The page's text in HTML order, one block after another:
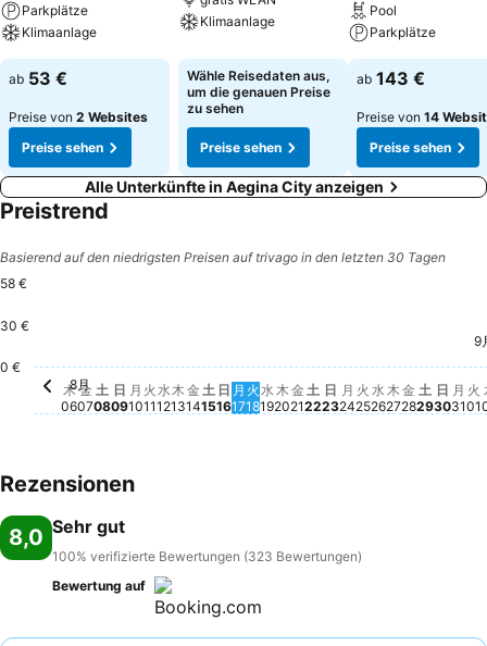
Parkplätze
Klimaanlage
ab 53 €
Preise von 2 Websites
Preise sehen
Klimaanlage
Wähle Reisedaten aus,
um die genauen Preise
zu sehen
Preise sehen
Pool
Parkplätze
ab 143 €
Preise von 14
Preise sehen
Alle Unterkünfte in Aegina City anzeigen
Preistrend
Basierend auf den niedrigsten Preisen auf trivago in den letzten 30 Tagen
58 €
30 €
0 €
木, 8月 06
Kein Preis für dieses Datum verfügbar
8月
木
06
金, 8月 07
Kein Preis für dieses Datum verfügbar
金
07
土, 8月 08
Kein Preis für dieses Datum verfügbar
土
08
日, 8月 09
Kein Preis für dieses Datum verfügbar
日
09
月, 8月 10
Kein Preis für dieses Datum verfügbar
月
10
火, 8月 11
Kein Preis für dieses Datum verfügbar
火
11
水, 8月 12
Kein Preis für dieses Datum verfügbar
水
12
木, 8月 13
Kein Preis für dieses Datum
木
13
金, 8月 14
Kein Preis für dieses Datum
金
14
土, 8月 15
Kein Preis für dieses Datum
土
15
日, 8月 16
Kein Preis für dieses Datum
日
16
月, 8月 17
Kein Preis für dieses Datum
月
17
火, 8月 18
Kein Preis für dieses Datum
火
18
水, 8月 19
Kein Preis für dieses
水
19
木, 8月 20
Kein Preis für dieses
木
20
金, 8月 21
Kein Preis für dieses
金
21
土, 8月 22
Kein Preis für
土
22
日, 8月 23
Kein Preis für
日
23
月, 8月 24
Kein Preis für
月
24
火, 8月 25
Kein Preis für
火
25
水, 8月 26
Kein Preis
水
26
木, 8月 27
Kein Preis
木
27
金, 8月
Kein
金
28
土, 8月
Kein
土
29
日, 8
Kein
日
30
月,
月
31
9
火
01
Rezensionen
8,0 Sehr gut
100% verifizierte Bewertungen (323 Bewertungen)
Bewertung auf